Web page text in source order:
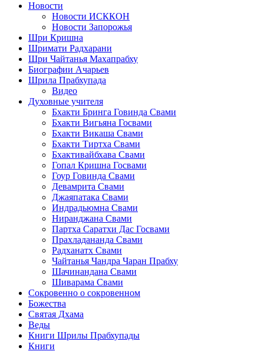
Новости
Новости ИСККОН
Новости Запорожья
Шри Кришна
Шримати Радхарани
Шри Чайтанья Махапрабху
Биографии Ачарьев
Шрила Прабхупада
Видео
Духовные учителя
Бхакти Бринга Говинда Свами
Бхакти Вигьяна Госвами
Бхакти Викаша Свами
Бхакти Тиртха Свами
Бхактивайбхава Свами
Гопал Кришна Госвами
Гоур Говинда Свами
Девамрита Свами
Джаяпатака Свами
Индрадьюмна Свами
Ниранджана Свами
Партха Саратхи Дас Госвами
Прахладананда Свами
Радханатх Свами
Чайтанья Чандра Чаран Прабху
Шачинандана Свами
Шиварама Свами
Сокровенно о сокровенном
Божества
Святая Дхама
Веды
Книги Шрилы Прабхупады
Книги